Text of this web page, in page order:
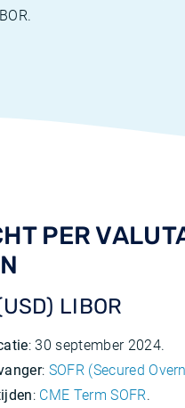
PER
LIBOR
: 30 september 2024.
: SOFR (Secured
: CME Term SOFR.